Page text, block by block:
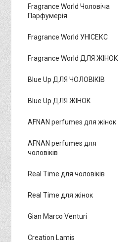
Fragrance World Чоловіча
Парфумерія
Fragrance World УНІСЕКС
Fragrance World ДЛЯ ЖІНОК
Blue Up ДЛЯ ЧОЛОВІКІВ
Blue Up ДЛЯ ЖІНОК
AFNAN perfumes для жінок
AFNAN perfumes для
чоловіків
Real Time для чоловіків
Real Time для жінок
Gian Marco Venturi
Creation Lamis